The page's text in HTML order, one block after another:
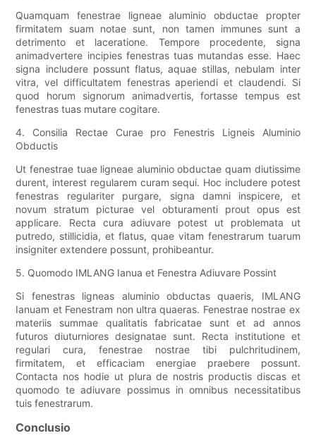
Quamquam fenestrae ligneae aluminio obductae propter
firmitatem suam notae sunt, non tamen immunes sunt a
detrimento et laceratione. Tempore procedente, signa
animadvertere incipies fenestras tuas mutandas esse. Haec
signa includere possunt flatus, aquae stillas, nebulam inter
vitra, vel difficultatem fenestras aperiendi et claudendi. Si
quod horum signorum animadvertis, fortasse tempus est
fenestras tuas mutare cogitare.
4. Consilia Rectae Curae pro Fenestris Ligneis Aluminio
Obductis
Ut fenestrae tuae ligneae aluminio obductae quam diutissime
durent, interest regularem curam sequi. Hoc includere potest
fenestras regulariter purgare, signa damni inspicere, et
novum stratum picturae vel obturamenti prout opus est
applicare. Recta cura adiuvare potest ut problemata ut
putredo, stillicidia, et flatus, quae vitam fenestrarum tuarum
insigniter extendere possunt, prohibeantur.
5. Quomodo IMLANG Ianua et Fenestra Adiuvare Possint
Si fenestras ligneas aluminio obductas quaeris, IMLANG
Ianuam et Fenestram non ultra quaeras. Fenestrae nostrae ex
materiis summae qualitatis fabricatae sunt et ad annos
futuros diuturniores designatae sunt. Recta institutione et
regulari cura, fenestrae nostrae tibi pulchritudinem,
firmitatem, et efficaciam energiae praebere possunt.
Contacta nos hodie ut plura de nostris productis discas et
quomodo te adiuvare possimus in omnibus necessitatibus
tuis fenestrarum.
Conclusio